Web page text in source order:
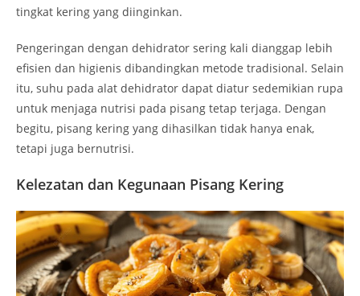
tingkat kering yang diinginkan.
Pengeringan dengan dehidrator sering kali dianggap lebih
efisien dan higienis dibandingkan metode tradisional. Selain
itu, suhu pada alat dehidrator dapat diatur sedemikian rupa
untuk menjaga nutrisi pada pisang tetap terjaga. Dengan
begitu, pisang kering yang dihasilkan tidak hanya enak,
tetapi juga bernutrisi.
Kelezatan dan Kegunaan Pisang Kering